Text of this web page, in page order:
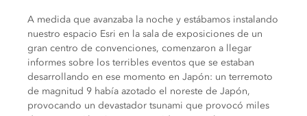
A medida que avanzaba la noche y estábamos instalando
nuestro espacio Esri en la sala de exposiciones de un
gran centro de convenciones, comenzaron a llegar
informes sobre los terribles eventos que se estaban
desarrollando en ese momento en Japón: un terremoto
de magnitud 9 había azotado el noreste de Japón,
provocando un devastador tsunami que provocó miles